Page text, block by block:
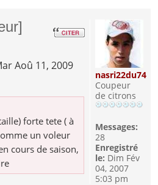
Aoû 11, 2009
forte tete ( à
un voleur
cours de saison,
nasri22du74
Coupeur
de citrons
Messages:
28
Enregistré
le: Dim Fév
04, 2007
5:03 pm